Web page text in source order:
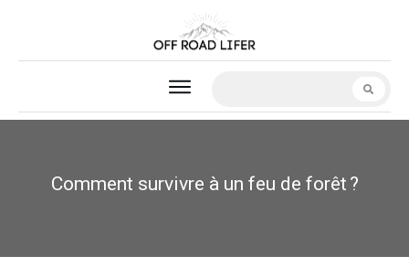
Comment survivre à un feu de forêt ?